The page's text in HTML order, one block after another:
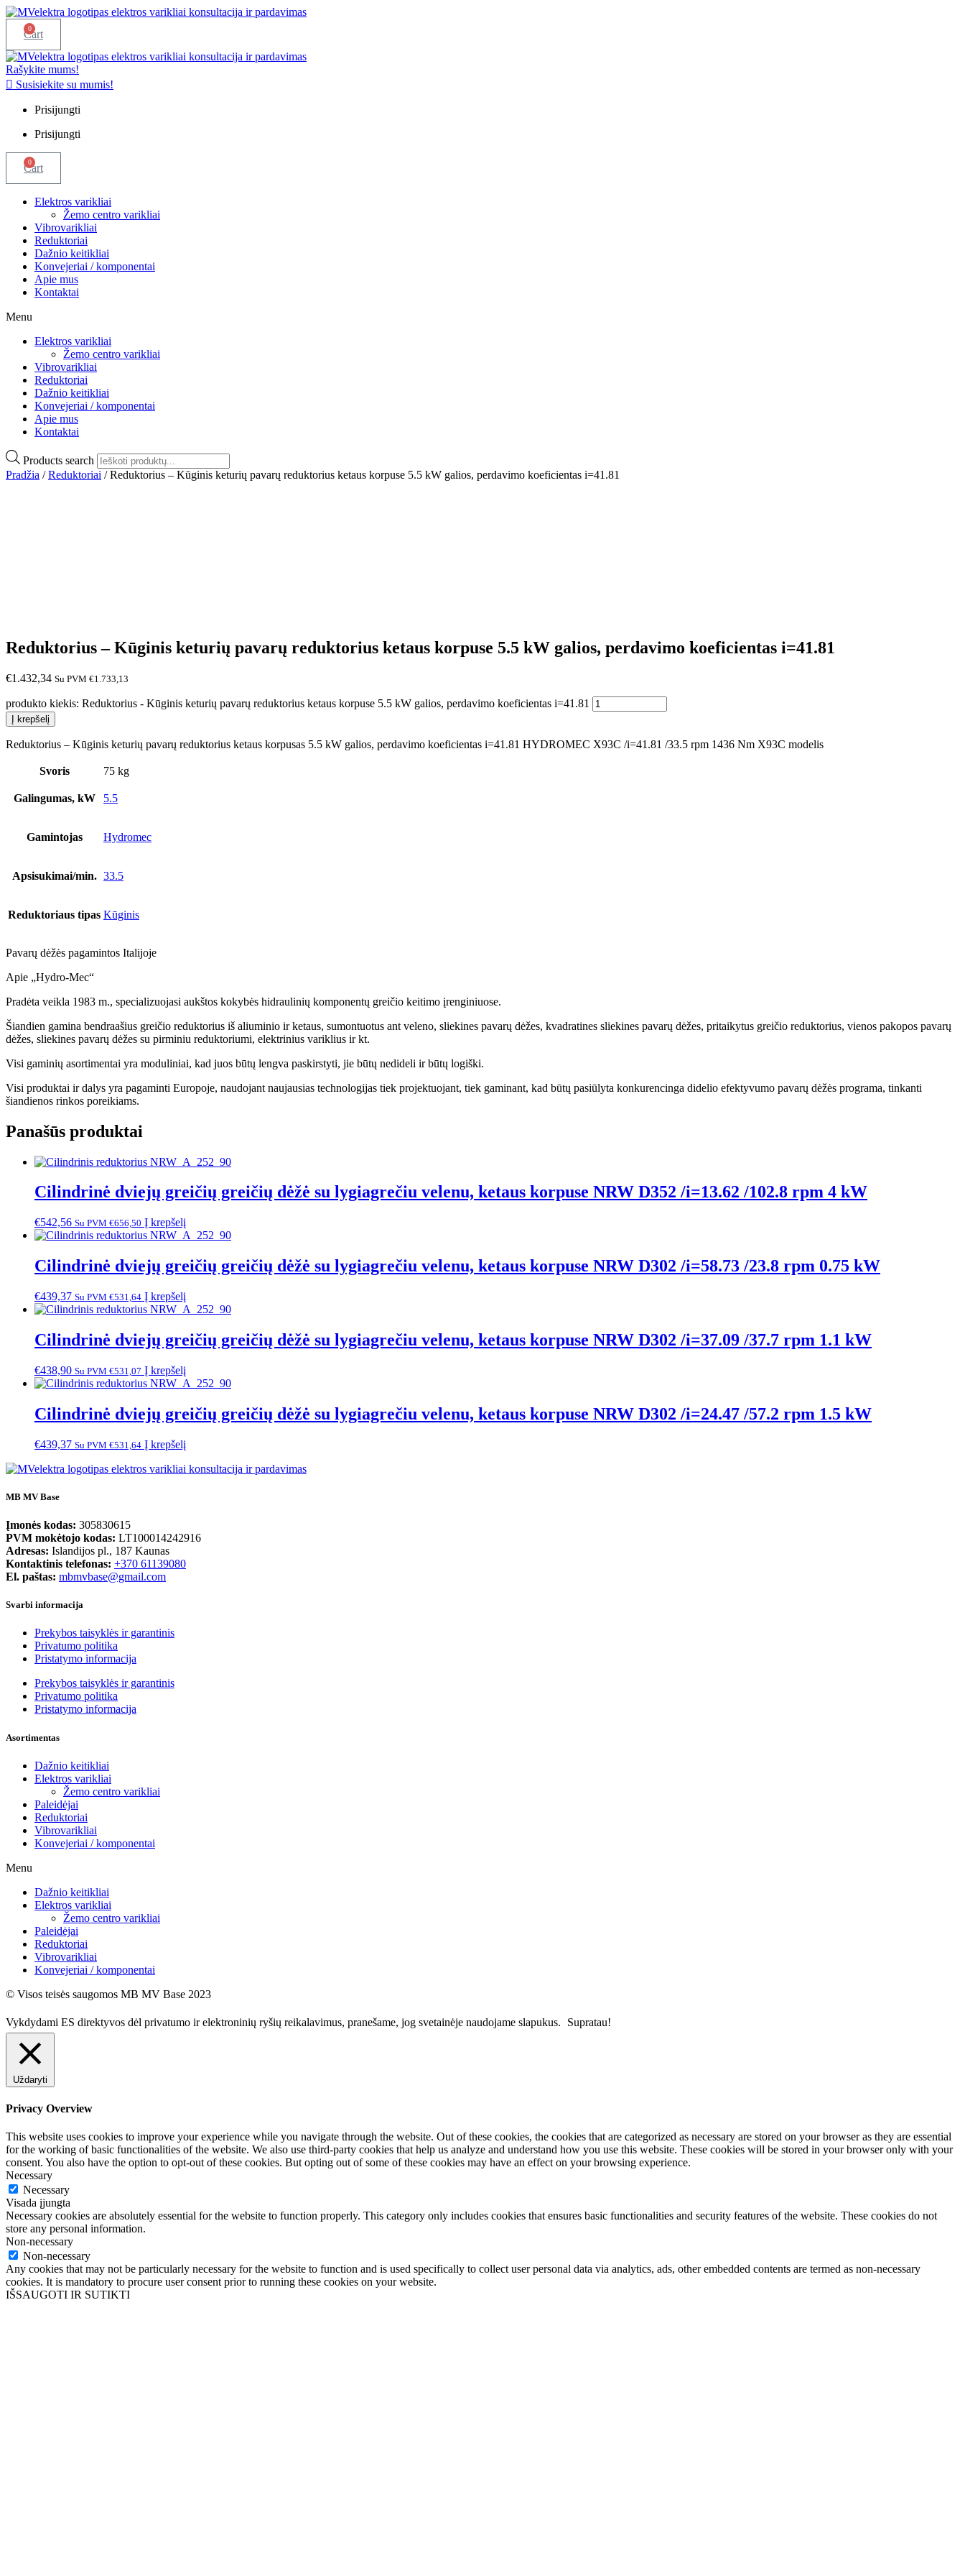
0
Cart
Rašykite mums!
Susisiekite su mumis!
Prisijungti
Prisijungti
0
Cart
Elektros varikliai
Žemo centro varikliai
Vibrovarikliai
Reduktoriai
Dažnio keitikliai
Konvejeriai / komponentai
Apie mus
Kontaktai
Menu
Elektros varikliai
Žemo centro varikliai
Vibrovarikliai
Reduktoriai
Dažnio keitikliai
Konvejeriai / komponentai
Apie mus
Kontaktai
Products search
Pradžia /Reduktoriai / Reduktorius – Kūginis keturių pavarų reduktorius ketaus korpuse 5.5 kW galios, perdavimo koeficientas i=41.81
Reduktorius – Kūginis keturių pavarų reduktorius ketaus korpuse 5.5 kW galios, perdavimo koeficientas i=41.81
€1.432,34 Su PVM €1.733,13
produkto kiekis: Reduktorius - Kūginis keturių pavarų reduktorius ketaus korpuse 5.5 kW galios, perdavimo koeficientas i=41.81
Į krepšelį
Reduktorius – Kūginis keturių pavarų reduktorius ketaus korpusas 5.5 kW galios, perdavimo koeficientas i=41.81 HYDROMEC X93C /i=41.81 /33.5 rpm 1436 Nm X93C modelis
Svoris 75 kg
Galingumas, kW 5.5
Gamintojas Hydromec
Apsisukimai/min. 33.5
Reduktoriaus tipas Kūginis
Pavarų dėžės pagamintos Italijoje
Apie „Hydro-Mec“
Pradėta veikla 1983 m., specializuojasi aukštos kokybės hidraulinių komponentų greičio keitimo įrenginiuose.
Šiandien gamina bendraašius greičio reduktorius iš aliuminio ir ketaus, sumontuotus ant veleno, sliekines pavarų dėžes, kvadratines sliekines pavarų dėžes, pritaikytus greičio reduktorius, vienos pakopos pavarų
dėžes, sliekines pavarų dėžes su pirminiu reduktoriumi, elektrinius variklius ir kt.
Visi gaminių asortimentai yra moduliniai, kad juos būtų lengva paskirstyti, jie būtų nedideli ir būtų logiški.
Visi produktai ir dalys yra pagaminti Europoje, naudojant naujausias technologijas tiek projektuojant, tiek gaminant, kad būtų pasiūlyta konkurencinga didelio efektyvumo pavarų dėžės programa, tinkanti
šiandienos rinkos poreikiams.
Panašūs produktai
Cilindrinė dviejų greičių greičių dėžė su lygiagrečiu velenu, ketaus korpuse NRW D352 /i=13.62 /102.8 rpm 4 kW
€542,56 Su PVM €656,50 Į krepšelį
Cilindrinė dviejų greičių greičių dėžė su lygiagrečiu velenu, ketaus korpuse NRW D302 /i=58.73 /23.8 rpm 0.75 kW
€439,37 Su PVM €531,64 Į krepšelį
Cilindrinė dviejų greičių greičių dėžė su lygiagrečiu velenu, ketaus korpuse NRW D302 /i=37.09 /37.7 rpm 1.1 kW
€438,90 Su PVM €531,07 Į krepšelį
Cilindrinė dviejų greičių greičių dėžė su lygiagrečiu velenu, ketaus korpuse NRW D302 /i=24.47 /57.2 rpm 1.5 kW
€439,37 Su PVM €531,64 Į krepšelį
MB MV Base
Įmonės kodas: 305830615
PVM mokėtojo kodas: LT100014242916
Adresas: Islandijos pl., 187 Kaunas
Kontaktinis telefonas: +370 61139080
El. paštas: mbmvbase@gmail.com
Svarbi informacija
Prekybos taisyklės ir garantinis
Privatumo politika
Pristatymo informacija
Prekybos taisyklės ir garantinis
Privatumo politika
Pristatymo informacija
Asortimentas
Dažnio keitikliai
Elektros varikliai
Žemo centro varikliai
Paleidėjai
Reduktoriai
Vibrovarikliai
Konvejeriai / komponentai
Menu
Dažnio keitikliai
Elektros varikliai
Žemo centro varikliai
Paleidėjai
Reduktoriai
Vibrovarikliai
Konvejeriai / komponentai
© Visos teisės saugomos MB MV Base 2023
Vykdydami ES direktyvos dėl privatumo ir elektroninių ryšių reikalavimus, pranešame, jog svetainėje naudojame slapukus. Supratau!
Uždaryti
Privacy Overview
This website uses cookies to improve your experience while you navigate through the website. Out of these cookies, the cookies that are categorized as necessary are stored on your browser as they are essential
for the working of basic functionalities of the website. We also use third-party cookies that help us analyze and understand how you use this website. These cookies will be stored in your browser only with your
consent. You also have the option to opt-out of these cookies. But opting out of some of these cookies may have an effect on your browsing experience.
Necessary
Necessary
Visada įjungta
Necessary cookies are absolutely essential for the website to function properly. This category only includes cookies that ensures basic functionalities and security features of the website. These cookies do not
store any personal information.
Non-necessary
Non-necessary
Any cookies that may not be particularly necessary for the website to function and is used specifically to collect user personal data via analytics, ads, other embedded contents are termed as non-necessary
cookies. It is mandatory to procure user consent prior to running these cookies on your website.
IŠSAUGOTI IR SUTIKTI